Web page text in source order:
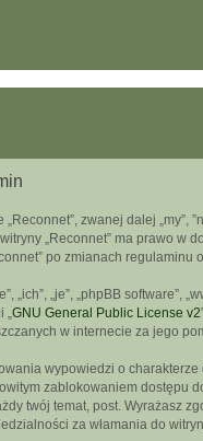
zwanej dalej „my”,
„Reconnet” ma prawo
po zmianach
„ich”, „je”, „phpBB
„GNU General Public License v2
w internecie za jego
wypowiedzi o
zablokowaniem dostępu
twój temat, post. Wyrażasz
za włamania do